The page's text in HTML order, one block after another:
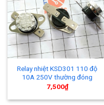
Relay nhiệt KSD301 110 độ
10A 250V thường đóng
7,500₫